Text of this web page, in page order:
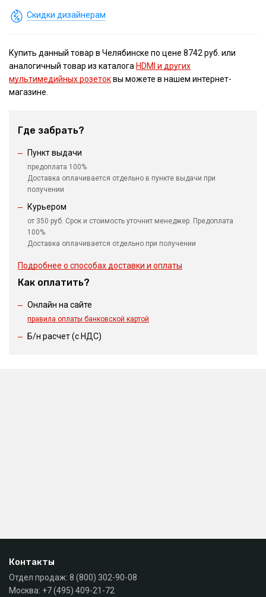
Скидки дизайнерам
Купить данный товар в Челябинске по цене 8742 руб. или
аналогичный товар из каталога HDMI и других
мультимедийных розетоквы можете в нашем интернет-
магазине.
Где забрать?
Пункт выдачи
предоплата 100%
Доставка оплачивается отдельно в пункте выдачи при
получении
Курьером
от 350 руб. Срок и стоимость уточнит менеджер. Предоплата
100%
Доставка оплачивается отдельно при получении
Подробнее о способах доставки и оплаты
Как оплатить?
Онлайн на сайте
правила оплаты банковской картой
Б/н расчет (c НДС)
Контакты
Отдел продаж: 8 (800) 302-90-08
Москва: +7 (495) 409-21-72